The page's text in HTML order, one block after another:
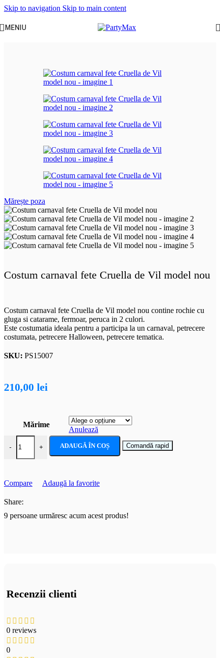
Skip to navigation Skip to main content
MENIU
Mărește poza
Costum carnaval fete Cruella de Vil model nou
Costum carnaval fete Cruella de Vil model nou contine rochie cu
gluga si catarame, fermoar, peruca in 2 culori.
Este costumatia ideala pentru a participa la un carnaval, petrecere
costumata, petrecere Halloween, petrecere tematica.
SKU: PS15007
210,00 lei
Mărime
Anulează
-
Cantitate Costum carnaval fete Cruella de Vil model nou
+ ADAUGĂ ÎN COȘ Comandă rapid
Compare Adaugă la favorite
Share:
9 persoane urmăresc acum acest produs!
Recenzii clienti
0 reviews
0